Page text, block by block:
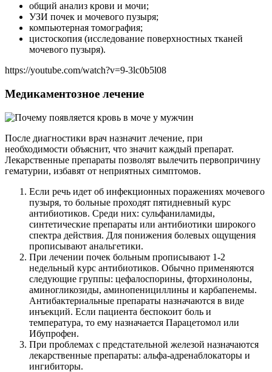
общий анализ крови и мочи;
УЗИ почек и мочевого пузыря;
компьютерная томография;
цистоскопия (исследование поверхностных тканей
мочевого пузыря).
https://youtube.com/watch?v=9-3lc0b5l08
Медикаментозное лечение
После диагностики врач назначит лечение, при
необходимости объяснит, что значит каждый препарат.
Лекарственные препараты позволят вылечить первопричину
гематурии, избавят от неприятных симптомов.
Если речь идет об инфекционных поражениях мочевого
пузыря, то больные проходят пятидневный курс
антибиотиков. Среди них: сульфаниламиды,
синтетические препараты или антибиотики широкого
спектра действия. Для понижения болевых ощущения
прописывают анальгетики.
При лечении почек больным прописывают 1-2
недельный курс антибиотиков. Обычно применяются
следующие группы: цефалоспорины, фторхинолоны,
аминогликозиды, аминопенициллины и карбапенемы.
Антибактериальные препараты назначаются в виде
инъекций. Если пациента беспокоит боль и
температура, то ему назначается Парацетомол или
Ибупрофен.
При проблемах с предстательной железой назначаются
лекарственные препараты: альфа-адренаблокаторы и
ингибиторы.